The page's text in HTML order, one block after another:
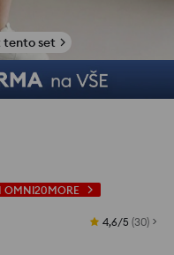
tento set
OMNI20MORE
4,6/5 (30)